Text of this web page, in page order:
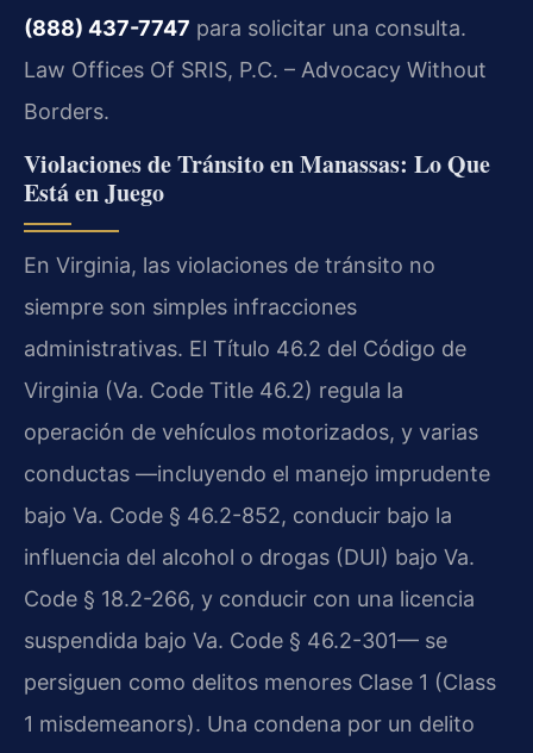
(888) 437-7747 para solicitar una consulta.
Law Offices Of SRIS, P.C. – Advocacy Without
Borders.
Violaciones de Tránsito en Manassas: Lo Que
Está en Juego
En Virginia, las violaciones de tránsito no
siempre son simples infracciones
administrativas. El Título 46.2 del Código de
Virginia (Va. Code Title 46.2) regula la
operación de vehículos motorizados, y varias
conductas —incluyendo el manejo imprudente
bajo Va. Code § 46.2-852, conducir bajo la
influencia del alcohol o drogas (DUI) bajo Va.
Code § 18.2-266, y conducir con una licencia
suspendida bajo Va. Code § 46.2-301— se
persiguen como delitos menores Clase 1 (Class
1 misdemeanors). Una condena por un delito